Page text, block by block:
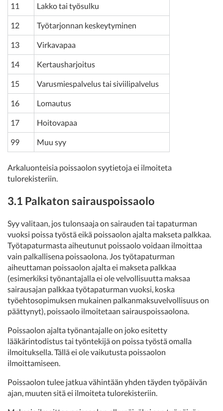
11 Lakko tai työsulku
12 Työtarjonnan keskeytyminen
13 Virkavapaa
14 Kertausharjoitus
15 Varusmiespalvelus tai siviilipalvelus
16 Lomautus
17 Hoitovapaa
99 Muu syy
Arkaluonteisia poissaolon syytietoja ei ilmoiteta
tulorekisteriin.
3.1 Palkaton sairauspoissaolo
Syy valitaan, jos tulonsaaja on sairauden tai tapaturman
vuoksi poissa työstä eikä poissaolon ajalta makseta palkkaa.
Työtapaturmasta aiheutunut poissaolo voidaan ilmoittaa
vain palkallisena poissaolona. Jos työtapaturman
aiheuttaman poissaolon ajalta ei makseta palkkaa
(esimerkiksi työnantajalla ei ole velvollisuutta maksaa
sairausajan palkkaa työtapaturman vuoksi, koska
työehtosopimuksen mukainen palkanmaksuvelvollisuus on
päättynyt), poissaolo ilmoitetaan sairauspoissaolona.
Poissaolon ajalta työnantajalle on joko esitetty
lääkärintodistus tai työntekijä on poissa työstä omalla
ilmoituksella. Tällä ei ole vaikutusta poissaolon
ilmoittamiseen.
Poissaolon tulee jatkua vähintään yhden täyden työpäivän
ajan, muuten sitä ei ilmoiteta tulorekisteriin.